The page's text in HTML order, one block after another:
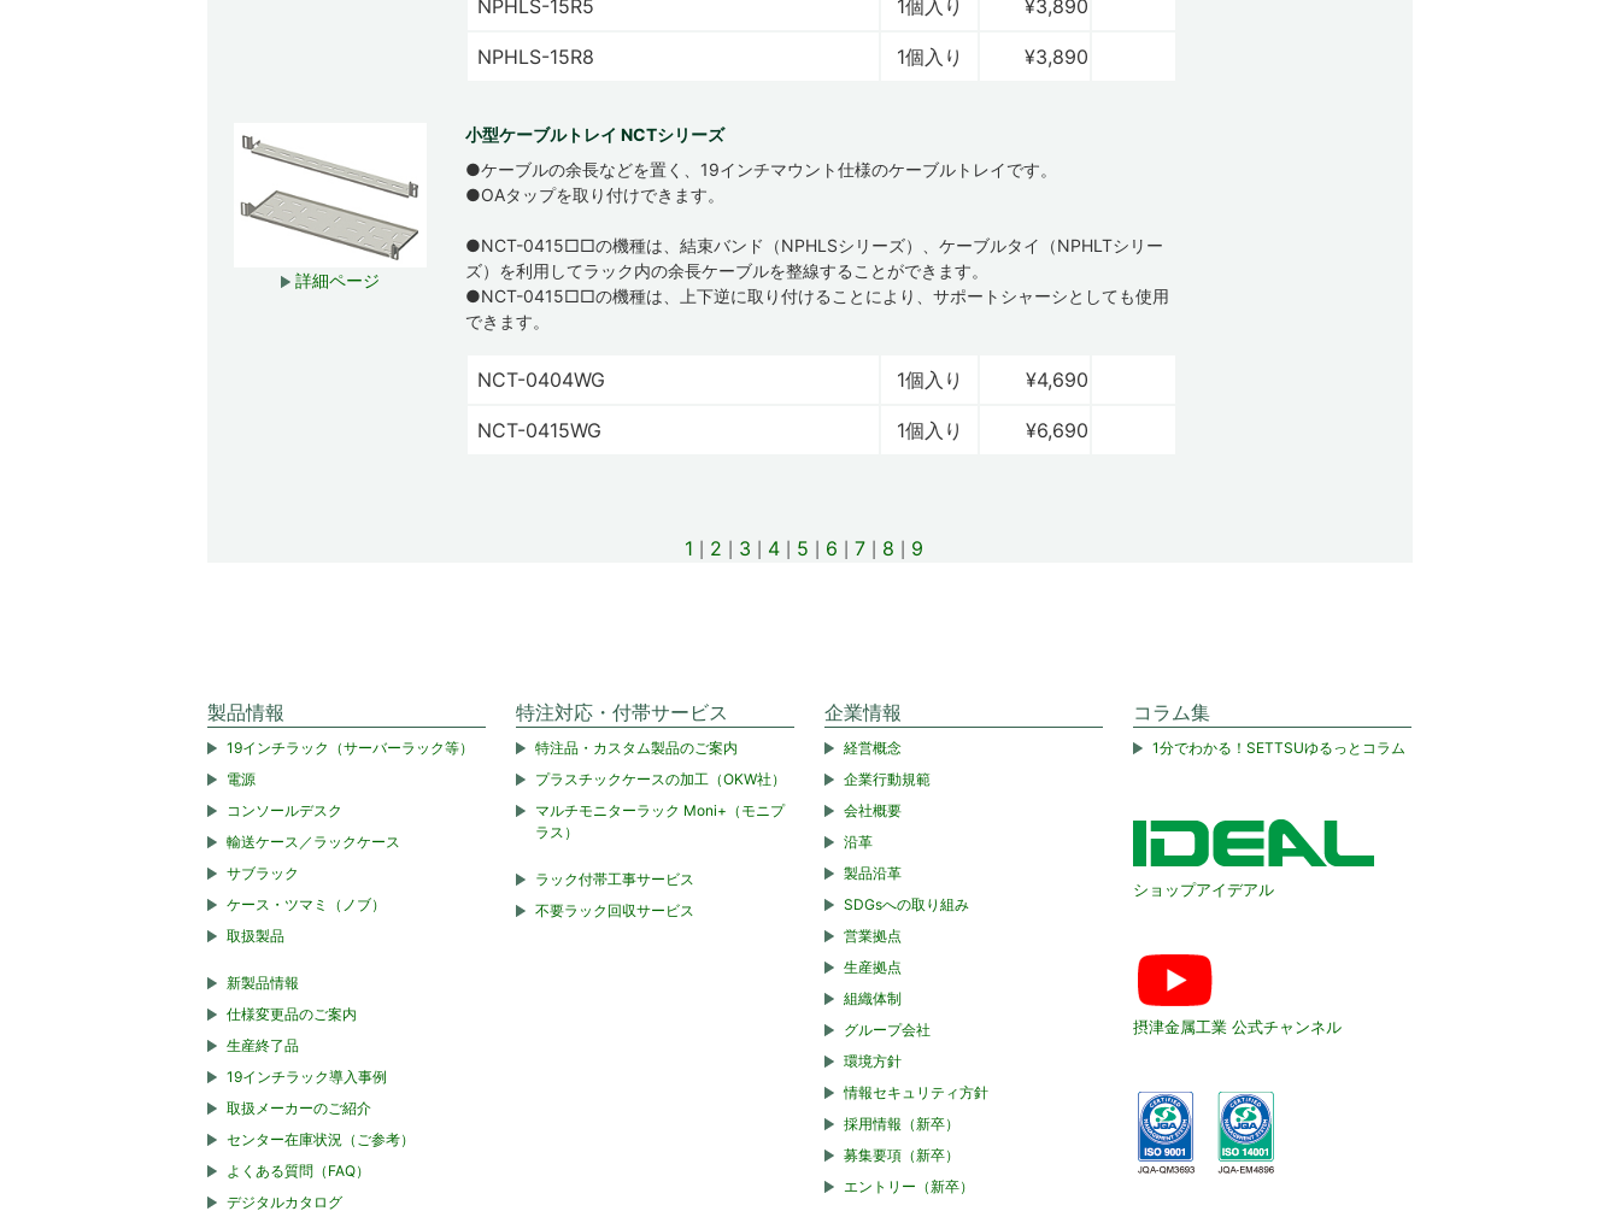
NPHLS-15R5 1個入り ¥3,890
NPHLS-15R8 1個入り ¥3,890
詳細ページ
小型ケーブルトレイ NCTシリーズ
●ケーブルの余長などを置く、19インチマウント仕様のケーブルトレイです。
●OAタップを取り付けできます。
●NCT-0415□□の機種は、結束バンド（NPHLSシリーズ）、ケーブルタイ（NPHLTシリー
ズ）を利用してラック内の余長ケーブルを整線することができます。
●NCT-0415□□の機種は、上下逆に取り付けることにより、サポートシャーシとしても使用
できます。
NCT-0404WG 1個入り ¥4,690
NCT-0415WG 1個入り ¥6,690
1 2 3 4 5 6 7 8 9
製品情報
19インチラック（サーバーラック等）
電源
コンソールデスク
輸送ケース／ラックケース
サブラック
ケース・ツマミ（ノブ）
取扱製品
新製品情報
仕様変更品のご案内
生産終了品
19インチラック導入事例
取扱メーカーのご紹介
センター在庫状況（ご参考）
よくある質問（FAQ）
デジタルカタログ
特注対応・付帯サービス
特注品・カスタム製品のご案内
プラスチックケースの加工（OKW社）
マルチモニターラック Moni+（モニプ
ラス）
ラック付帯工事サービス
不要ラック回収サービス
企業情報
経営概念
企業行動規範
会社概要
沿革
製品沿革
SDGsへの取り組み
営業拠点
生産拠点
組織体制
グループ会社
環境方針
情報セキュリティ方針
採用情報（新卒）
募集要項（新卒）
エントリー（新卒）
コラム集
1分でわかる！SETTSUゆるっとコラム
ショップアイデアル
摂津金属工業 公式チャンネル